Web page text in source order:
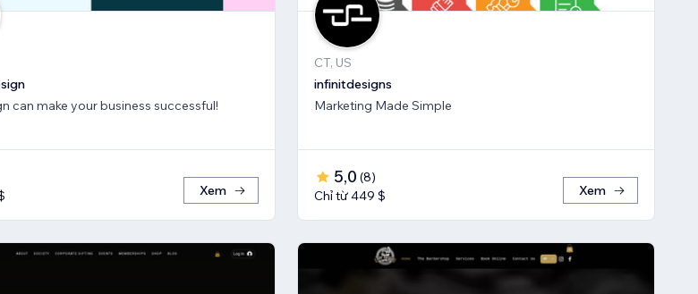
can make your business successful!
Xem
CT, US
infinitdesigns
Marketing Made Simple
5,0 (8)
Chỉ từ 449 $
Xem